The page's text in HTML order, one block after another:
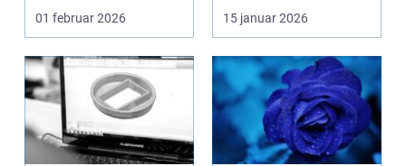
virksomheder og også
01 februar 2026
installationer e...
15 januar 2026